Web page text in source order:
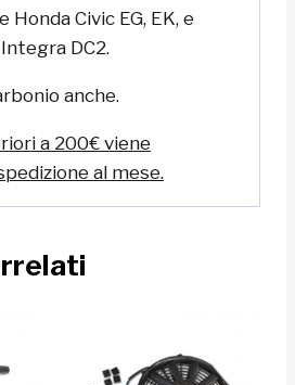
Civic EG, EK, e
DC2.
anche.
a 200€ viene
al mese.